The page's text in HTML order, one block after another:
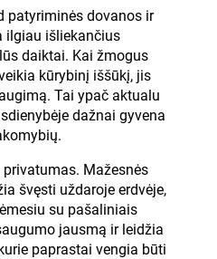
patyriminės dovanos ir
ilgiau išliekančius
daiktai. Kai žmogus
kūrybinį iššūkį, jis
Tai ypač aktualu
dažnai gyvena
Mažesnės
švęsti uždaroje erdvėje,
su pašaliniais
jausmą ir leidžia
paprastai vengia būti